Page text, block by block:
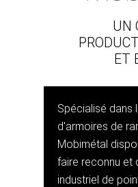
UN
ET
Spécialisé dans
d'armoires de
Mobimétal
faire reconnu et
industriel de